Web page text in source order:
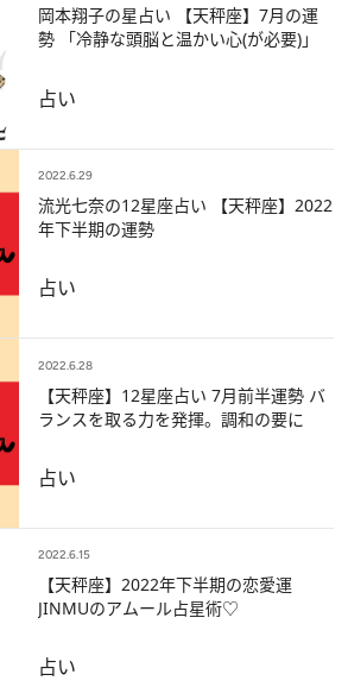
岡本翔子の星占い 【天秤座】7月の運
勢 「冷静な頭脳と温かい心(が必要)」
占い
2022.6.29
流光七奈の12星座占い 【天秤座】2022
年下半期の運勢
占い
2022.6.28
【天秤座】12星座占い 7月前半運勢 バ
ランスを取る力を発揮。調和の要に
占い
2022.6.15
【天秤座】2022年下半期の恋愛運
JINMUのアムール占星術♡
占い